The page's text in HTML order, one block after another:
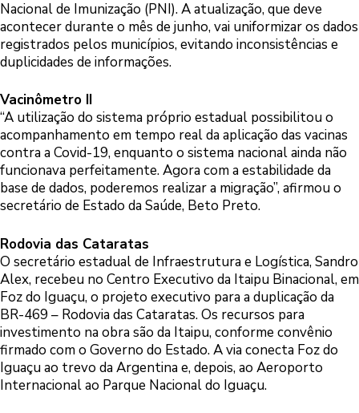
Nacional de Imunização (PNI). A atualização, que deve
acontecer durante o mês de junho, vai uniformizar os dados
registrados pelos municípios, evitando inconsistências e
duplicidades de informações.
Vacinômetro II
“A utilização do sistema próprio estadual possibilitou o
acompanhamento em tempo real da aplicação das vacinas
contra a Covid-19, enquanto o sistema nacional ainda não
funcionava perfeitamente. Agora com a estabilidade da
base de dados, poderemos realizar a migração”, afirmou o
secretário de Estado da Saúde, Beto Preto.
Rodovia das Cataratas
O secretário estadual de Infraestrutura e Logística, Sandro
Alex, recebeu no Centro Executivo da Itaipu Binacional, em
Foz do Iguaçu, o projeto executivo para a duplicação da
BR-469 – Rodovia das Cataratas. Os recursos para
investimento na obra são da Itaipu, conforme convênio
firmado com o Governo do Estado. A via conecta Foz do
Iguaçu ao trevo da Argentina e, depois, ao Aeroporto
Internacional ao Parque Nacional do Iguaçu.